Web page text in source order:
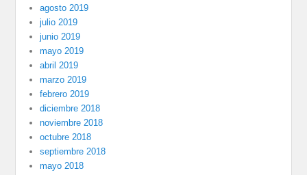
agosto 2019
julio 2019
junio 2019
mayo 2019
abril 2019
marzo 2019
febrero 2019
diciembre 2018
noviembre 2018
octubre 2018
septiembre 2018
mayo 2018